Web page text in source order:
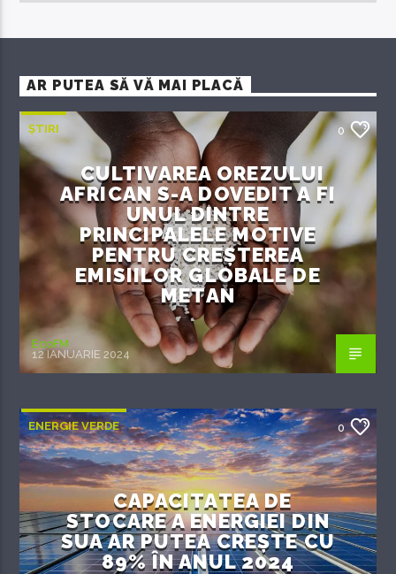
AR PUTEA SĂ VĂ MAI PLACĂ
ȘTIRI 0
CULTIVAREA OREZULUI
AFRICAN S-A DOVEDIT A FI
UNUL DINTRE
PRINCIPALELE MOTIVE
PENTRU CREȘTEREA
EMISIILOR GLOBALE DE
METAN
EcoFM
12 IANUARIE 2024
ENERGIE VERDE 0
CAPACITATEA DE
STOCARE A ENERGIEI DIN
SUA AR PUTEA CREȘTE CU
89% ÎN ANUL 2024